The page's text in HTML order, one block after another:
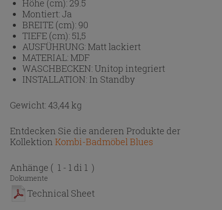
Höhe (cm): 29.5
Montiert:Ja
BREITE (cm): 90
TIEFE (cm): 51,5
AUSFÜHRUNG:Matt lackiert
MATERIAL:MDF
WASCHBECKEN:Unitop integriert
INSTALLATION: In Standby
Gewicht: 43,44 kg
Entdecken Sie die anderen Produkte der
Kollektion Kombi-Badmöbel Blues
Anhänge ( 1 - 1 di 1 )
Dokumente
Technical Sheet